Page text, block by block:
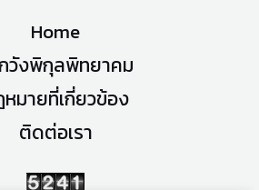
Home
วังพิกุลพิทยาคม
มายที่เกี่ยวข้อง
ติดต่อเรา